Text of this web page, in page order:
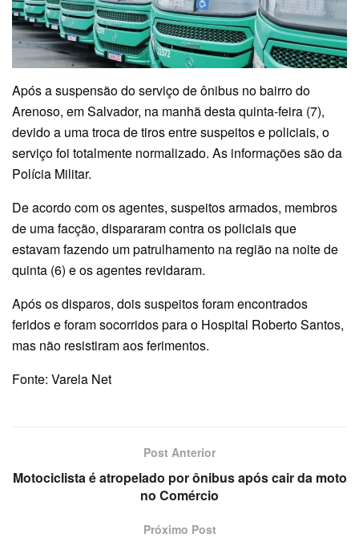
Após a suspensão do serviço de ônibus no bairro do
Arenoso, em Salvador, na manhã desta quinta-feira (7),
devido a uma troca de tiros entre suspeitos e policiais, o
serviço foi totalmente normalizado. As informações são da
Polícia Militar.
De acordo com os agentes, suspeitos armados, membros
de uma facção, dispararam contra os policiais que
estavam fazendo um patrulhamento na região na noite de
quinta (6) e os agentes revidaram.
Após os disparos, dois suspeitos foram encontrados
feridos e foram socorridos para o Hospital Roberto Santos,
mas não resistiram aos ferimentos.
Fonte: Varela Net
Post Anterior
Motociclista é atropelado por ônibus após cair da moto
no Comércio
Próximo Post